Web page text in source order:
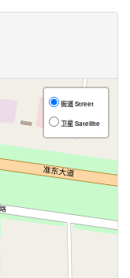
街道 Street
卫星 Satellite